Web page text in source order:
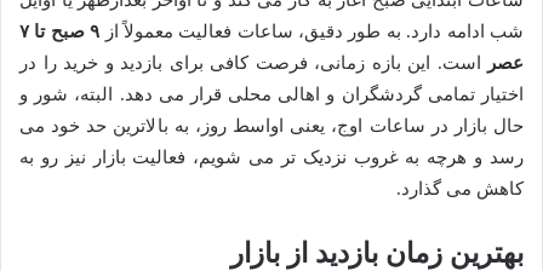
شب ادامه دارد. به طور دقیق، ساعات فعالیت معمولاً از
۹ صبح تا ۷
عصر
است. این بازه زمانی، فرصت کافی برای بازدید و خرید را در
اختیار تمامی گردشگران و اهالی محلی قرار می دهد. البته، شور و
حال بازار در ساعات اوج، یعنی اواسط روز، به بالاترین حد خود می
رسد و هرچه به غروب نزدیک تر می شویم، فعالیت بازار نیز رو به
کاهش می گذارد.
بهترین زمان بازدید از بازار